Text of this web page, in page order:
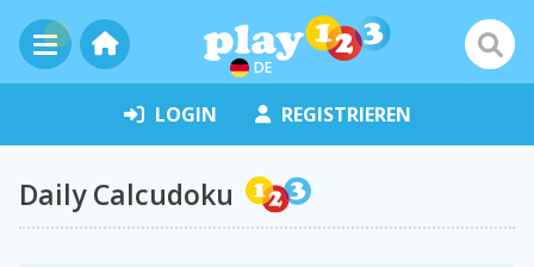
DE
LOGIN REGISTRIEREN
Daily Calcudoku